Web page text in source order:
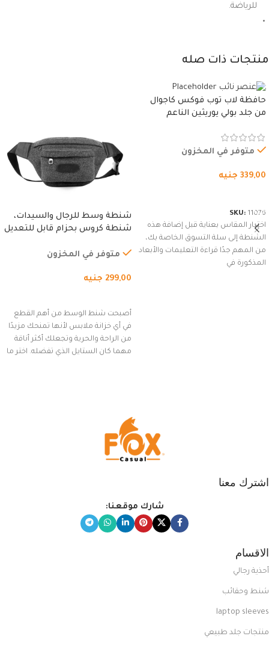
للرياضة.
منتجات ذات صله
حافظة لاب توب فوكس كاجوال
من جلد بولي يوريثين الناعم
وسوستة.
متوفر في المخزون
339,00 جنيه
SKU: 11076
اختيار المقاس بعناية قبل إضافة هذه
الشنطة إلى سلة التسوق الخاصة بك،
من المهم جدًا قراءة التعليمات والأبعاد
المذكورة في
شنطة وسط للرجال والسيدات،
شنطة كروس بحزام قابل للتعديل
السفر، الجري العادي، المشي
(رمادي)
متوفر في المخزون
299,00 جنيه
أصبحت شنط الوسط من أهم القطع
في أي خزانة ملابس لأنها تمنحك مزيدًا
من الراحة والحرية وتجعلك أكثر أناقة
مهما كان الستايل الذي تفضله. اختر ما
اشترك معنا
شارك موقعنا:
الاقسام
أحذية رجالي
شنط وحقائب
laptop sleeves
منتجات جلد طبيعي